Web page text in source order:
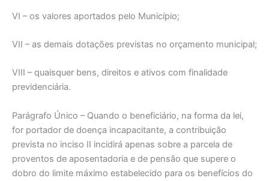
VI – os valores aportados pelo Município;
VII – as demais dotações previstas no orçamento municipal;
VIII – quaisquer bens, direitos e ativos com finalidade
previdenciária.
Parágrafo Único – Quando o beneficiário, na forma da lei,
for portador de doença incapacitante, a contribuição
prevista no inciso II incidirá apenas sobre a parcela de
proventos de aposentadoria e de pensão que supere o
dobro do limite máximo estabelecido para os benefícios do